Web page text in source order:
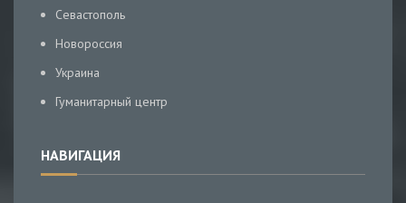
Севастополь
Новороссия
Украина
Гуманитарный центр
НАВИГАЦИЯ